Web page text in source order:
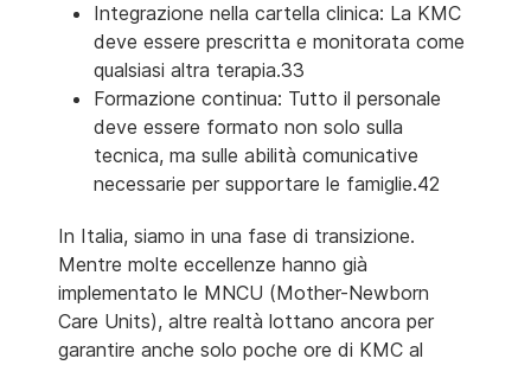
Integrazione nella cartella clinica: La KMC
deve essere prescritta e monitorata come
qualsiasi altra terapia.33
Formazione continua: Tutto il personale
deve essere formato non solo sulla
tecnica, ma sulle abilità comunicative
necessarie per supportare le famiglie.42
In Italia, siamo in una fase di transizione.
Mentre molte eccellenze hanno già
implementato le MNCU (Mother-Newborn
Care Units), altre realtà lottano ancora per
garantire anche solo poche ore di KMC al